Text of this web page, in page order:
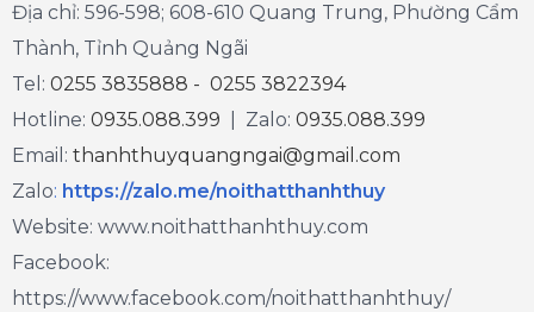
Địa chỉ: 596-598; 608-610 Quang Trung, Phường Cẩm
Thành, Tỉnh Quảng Ngãi
Tel: 0255 3835888 - 0255 3822394
Hotline: 0935.088.399 | Zalo: 0935.088.399
Email: thanhthuyquangngai@gmail.com
Zalo: https://zalo.me/noithatthanhthuy
Website: www.noithatthanhthuy.com
Facebook:
https://www.facebook.com/noithatthanhthuy/